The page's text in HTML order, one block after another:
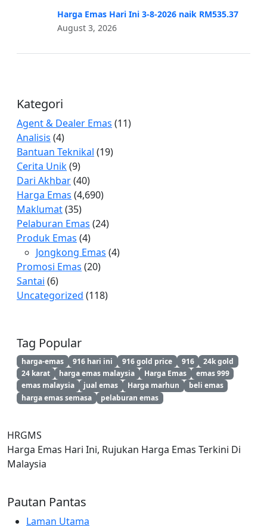
Harga Emas Hari Ini 3-8-2026 naik RM535.37
August 3, 2026
Kategori
Agent & Dealer Emas (11)
Analisis (4)
Bantuan Teknikal (19)
Cerita Unik(9)
Dari Akhbar(40)
Harga Emas (4,690)
Maklumat(35)
Pelaburan Emas (24)
Produk Emas (4)
Jongkong Emas (4)
Promosi Emas (20)
Santai (6)
Uncategorized (118)
Tag Popular
harga-emas 916 hari ini 916 gold price 916
24k gold
24 karat
harga emas malaysia Harga Emas
emas 999
emas malaysia
jual emas Harga marhun
beli emas
harga emas semasa
pelaburan emas
HRGMS
Harga Emas Hari Ini, Rujukan Harga Emas Terkini Di
Malaysia
Pautan Pantas
Laman Utama